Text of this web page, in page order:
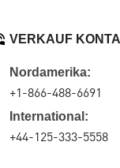
VERKAUF
Nordamerika:
+1-866-488-6691
International:
+44-125-333-5558